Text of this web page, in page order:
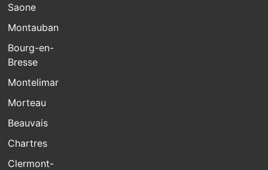
Saone
Montauban
Bourg-en-
Bresse
Montelimar
Morteau
Beauvais
Chartres
Clermont-